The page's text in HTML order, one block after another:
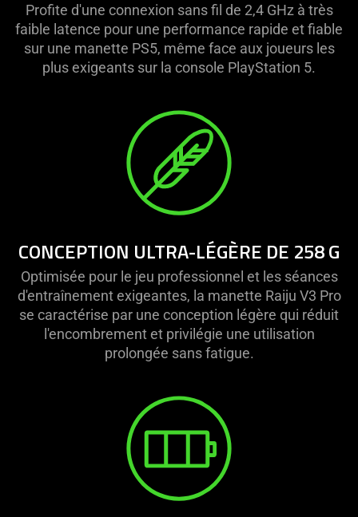
Profite d'une connexion sans fil de 2,4 GHz à très
faible latence pour une performance rapide et fiable
sur une manette PS5, même face aux joueurs les
plus exigeants sur la console PlayStation 5.
CONCEPTION ULTRA-LÉGÈRE DE 258 G
Optimisée pour le jeu professionnel et les séances
d'entraînement exigeantes, la manette Raiju V3 Pro
se caractérise par une conception légère qui réduit
l'encombrement et privilégie une utilisation
prolongée sans fatigue.